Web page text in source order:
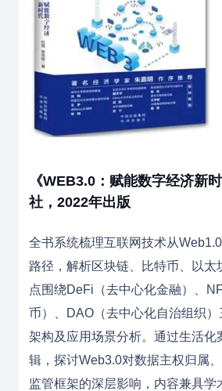
《WEB3.0：赋能数字经济新
社，2022年出版
全书系统梳理互联网技术从
路径，解析区块链、比特币、以太
点围绕DeFi（去中心化金融）、
币）、DAO（去中心化自治组织
架构及应用场景分析。通过生活化
辑，探讨Web3.0对数据主权归属
监管框架的深层影响，内容兼具学